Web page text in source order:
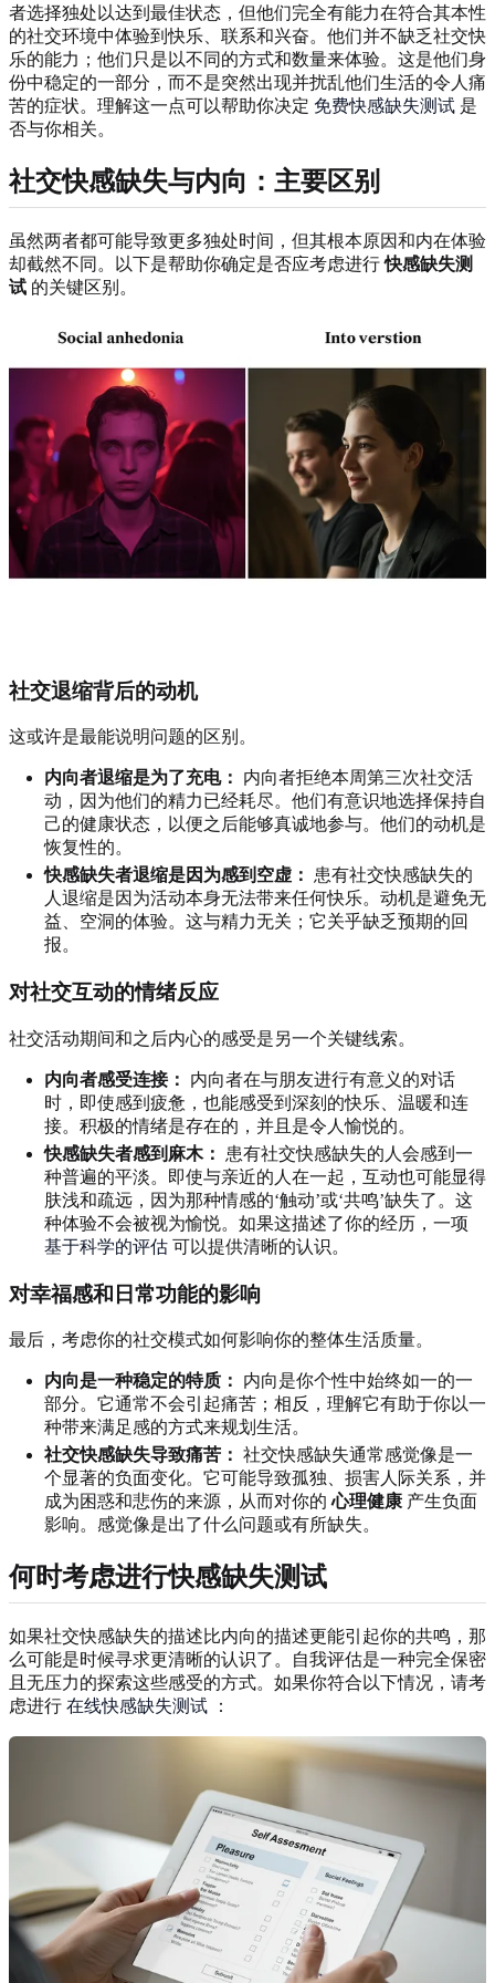
者选择独处以达到最佳状态，但他们完全有能力在符合其本性
的社交环境中体验到快乐、联系和兴奋。他们并不缺乏社交快
乐的能力；他们只是以不同的方式和数量来体验。这是他们身
份中稳定的一部分，而不是突然出现并扰乱他们生活的令人痛
苦的症状。理解这一点可以帮助你决定 免费快感缺失测试 是
否与你相关。
社交快感缺失与内向：主要区别
虽然两者都可能导致更多独处时间，但其根本原因和内在体验
却截然不同。以下是帮助你确定是否应考虑进行快感缺失测
试 的关键区别。
社交退缩背后的动机
这或许是最能说明问题的区别。
内向者退缩是为了充电：
内向者拒绝本周第三次社交活
动，因为他们的精力已经耗尽。他们有意识地选择保持自
己的健康状态，以便之后能够真诚地参与。他们的动机是
恢复性的。
快感缺失者退缩是因为感到空虚：
患有社交快感缺失的
人退缩是因为活动本身无法带来任何快乐。动机是避免无
益、空洞的体验。这与精力无关；它关乎缺乏预期的回
报。
对社交互动的情绪反应
社交活动期间和之后内心的感受是另一个关键线索。
内向者感受连接：
内向者在与朋友进行有意义的对话
时，即使感到疲惫，也能感受到深刻的快乐、温暖和连
接。积极的情绪是存在的，并且是令人愉悦的。
快感缺失者感到麻木：
患有社交快感缺失的人会感到一
种普遍的平淡。即使与亲近的人在一起，互动也可能显得
肤浅和疏远，因为那种情感的‘触动’或‘共鸣’缺失了。这
种体验不会被视为愉悦。如果这描述了你的经历，一项
基于科学的评估 可以提供清晰的认识。
对幸福感和日常功能的影响
最后，考虑你的社交模式如何影响你的整体生活质量。
内向是一种稳定的特质：
内向是你个性中始终如一的一
部分。它通常不会引起痛苦；相反，理解它有助于你以一
种带来满足感的方式来规划生活。
社交快感缺失导致痛苦： 社交快感缺失通常感觉像是一
个显著的负面变化。它可能导致孤独、损害人际关系，并
成为困惑和悲伤的来源，从而对你的心理健康 产生负面
影响。感觉像是出了什么问题或有所缺失。
何时考虑进行快感缺失测试
如果社交快感缺失的描述比内向的描述更能引起你的共鸣，那
么可能是时候寻求更清晰的认识了。自我评估是一种完全保密
且无压力的探索这些感受的方式。如果你符合以下情况，请考
虑进行 在线快感缺失测试 ：